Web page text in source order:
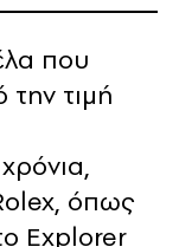
που
τιμή
όπως
Explorer